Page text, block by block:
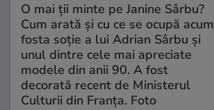
O mai ții minte pe Janine Sârbu?
Cum arată și cu ce se ocupă acum
fosta soție a lui Adrian Sârbu și
unul dintre cele mai apreciate
modele din anii 90. A fost
decorată recent de Ministerul
Culturii din Franța. Foto